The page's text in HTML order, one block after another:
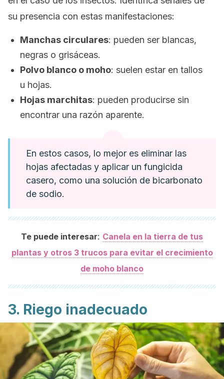
su presencia con estas manifestaciones:
Manchas circulares: pueden ser blancas,
negras o grisáceas.
Polvo blanco o moho: suelen estar en tallos
u hojas.
Hojas marchitas: pueden producirse sin
encontrar una razón aparente.
En estos casos, lo mejor es eliminar las
hojas afectadas y aplicar un fungicida
casero, como una solución de bicarbonato
de sodio.
Te puede interesar: Canela en la tierra de tus
plantas y otros 3 trucos para evitar el crecimiento
de moho blanco
3. Riego inadecuado